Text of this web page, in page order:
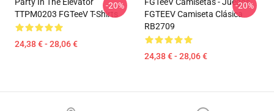
TTPM0203 FGTeeV T-Shirts
24,38 € - 28,06 €
-20%
FGTEEV Camiseta Clásica
RB2709
24,38 € - 28,06 €
-20%